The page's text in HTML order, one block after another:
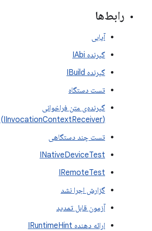
رابط‌ها
آیابی
گیرنده IAbi
گیرنده IBuild
تست دستگاه
گیرنده‌ی متن فراخوانی
(IInvocationContextReceiver)
تست چند دستگاهی
INativeDeviceTest
IRemoteTest
گزارش اجرا نشد
آزمون قابل تمدید
ارائه دهنده IRuntimeHint